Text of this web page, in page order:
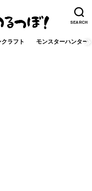
SEARCH
クラフト モンスターハンター